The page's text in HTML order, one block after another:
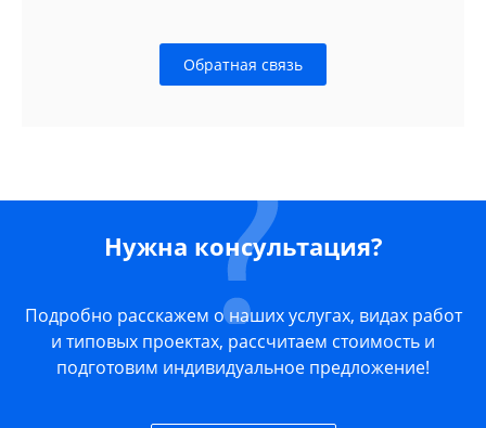
Обратная связь
Нужна консультация?
Подробно расскажем о наших услугах, видах работ
и типовых проектах, рассчитаем стоимость и
подготовим индивидуальное предложение!